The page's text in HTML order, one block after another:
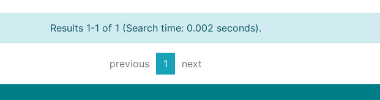
Results 1-1 of 1 (Search time: 0.002 seconds).
previous 1 next